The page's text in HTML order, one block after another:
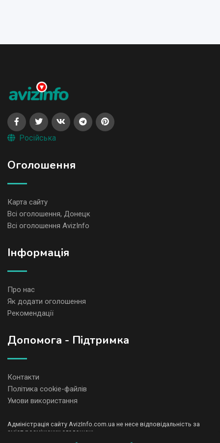
Російська
Оголошення
Карта сайту
Всі оголошення, Донецк
Всі оголошення AvizInfo
Iнформація
Про нас
Як додати оголошення
Рекомендації
Допомога - Підтримка
Контакти
Політика cookie-файлів
Умови використання
Адміністрація сайту AvizInfo.com.ua не несе відповідальність за
зміст розміщених оголошень.